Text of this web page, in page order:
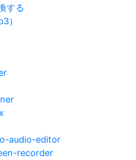
する
）
audio-editor
recorder